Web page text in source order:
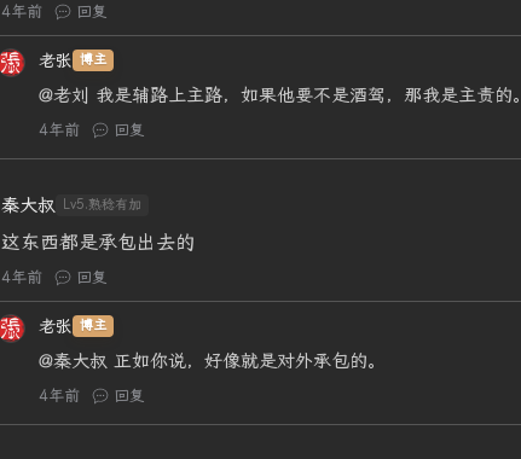
4年前 回复
老张 博主
@老刘 我是辅路上主路，如果他要不是酒驾，那我是主责的。
4年前 回复
秦大叔 Lv5.熟稔有加
这东西都是承包出去的
4年前 回复
老张 博主
@秦大叔 正如你说，好像就是对外承包的。
4年前 回复